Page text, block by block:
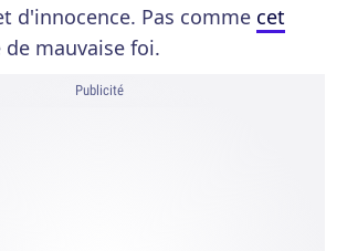
d'innocence. Pas comme cet
de mauvaise foi.
Publicité